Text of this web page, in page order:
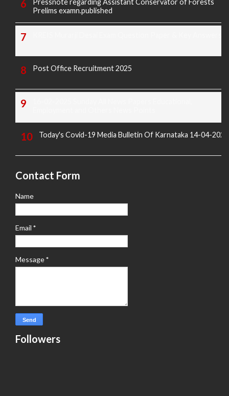
Prelims examn.published
Post Office Recruitment 2025
Today's Covid-19 Media Bulletin Of Karnataka 14-04-2022
Contact Form
Name
Email *
Message*
Followers